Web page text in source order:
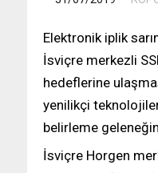
Elektronik iplik
İsviçre merkezli
hedeflerine
yenilikçi
belirleme
İsviçre Horgen